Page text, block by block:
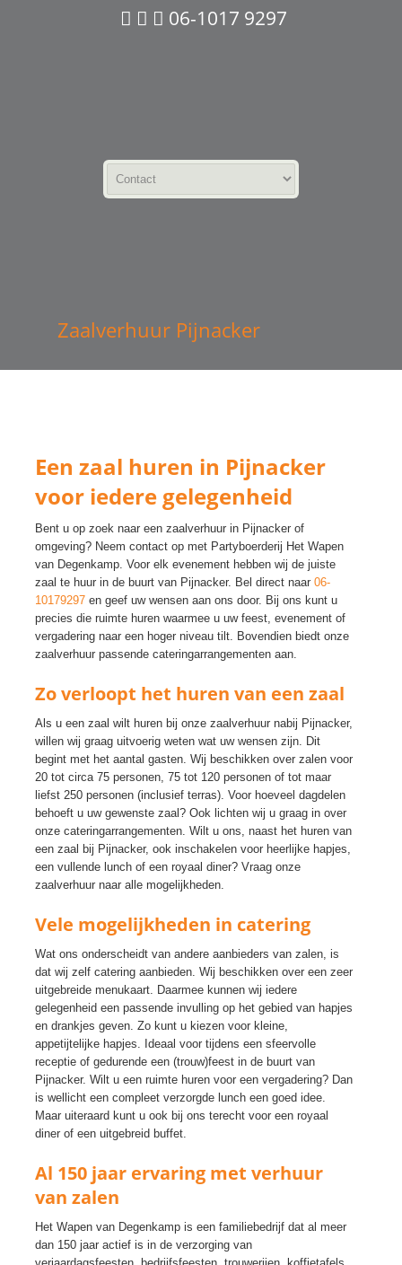
06-1017 9297
Zaalverhuur Pijnacker
Een zaal huren in Pijnacker
voor iedere gelegenheid
Bent u op zoek naar een zaalverhuur in Pijnacker of
omgeving? Neem contact op met Partyboerderij Het Wapen
van Degenkamp. Voor elk evenement hebben wij de juiste
zaal te huur in de buurt van Pijnacker. Bel direct naar 06-
10179297 en geef uw wensen aan ons door. Bij ons kunt u
precies die ruimte huren waarmee u uw feest, evenement of
vergadering naar een hoger niveau tilt. Bovendien biedt onze
zaalverhuur passende cateringarrangementen aan.
Zo verloopt het huren van een zaal
Als u een zaal wilt huren bij onze zaalverhuur nabij Pijnacker,
willen wij graag uitvoerig weten wat uw wensen zijn. Dit
begint met het aantal gasten. Wij beschikken over zalen voor
20 tot circa 75 personen, 75 tot 120 personen of tot maar
liefst 250 personen (inclusief terras). Voor hoeveel dagdelen
behoeft u uw gewenste zaal? Ook lichten wij u graag in over
onze cateringarrangementen. Wilt u ons, naast het huren van
een zaal bij Pijnacker, ook inschakelen voor heerlijke hapjes,
een vullende lunch of een royaal diner? Vraag onze
zaalverhuur naar alle mogelijkheden.
Vele mogelijkheden in catering
Wat ons onderscheidt van andere aanbieders van zalen, is
dat wij zelf catering aanbieden. Wij beschikken over een zeer
uitgebreide menukaart. Daarmee kunnen wij iedere
gelegenheid een passende invulling op het gebied van hapjes
en drankjes geven. Zo kunt u kiezen voor kleine,
appetijtelijke hapjes. Ideaal voor tijdens een sfeervolle
receptie of gedurende een (trouw)feest in de buurt van
Pijnacker. Wilt u een ruimte huren voor een vergadering? Dan
is wellicht een compleet verzorgde lunch een goed idee.
Maar uiteraard kunt u ook bij ons terecht voor een royaal
diner of een uitgebreid buffet.
Al 150 jaar ervaring met verhuur
van zalen
Het Wapen van Degenkamp is een familiebedrijf dat al meer
dan 150 jaar actief is in de verzorging van